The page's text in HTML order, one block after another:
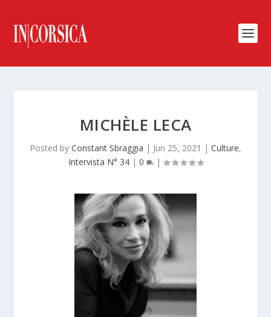
MICHÈLE LECA
Posted by Constant Sbraggia | Jun 25, 2021 | Culture,
Intervista N° 34| 0 |